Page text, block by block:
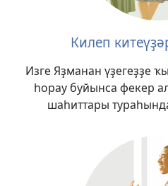
Килеп
Изге Яҙманан үҙегеҙҙе
һорау буйынса фекер
шаһиттары